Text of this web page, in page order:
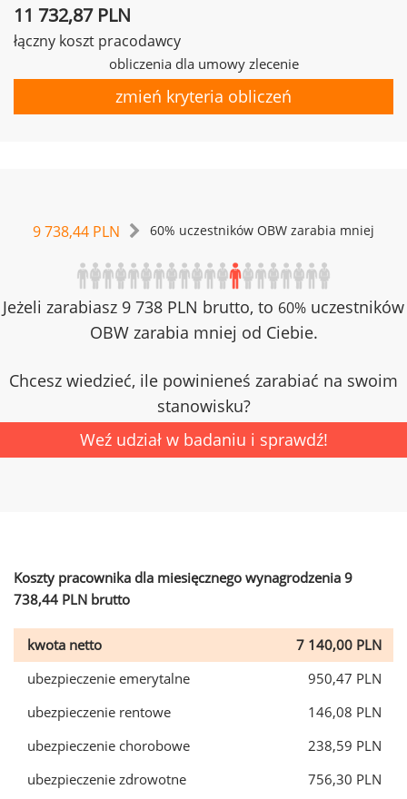
11 732,87 PLN
łączny koszt pracodawcy
obliczenia dla umowy zlecenie
zmień kryteria obliczeń
9 738,44 PLN 60% uczestników OBW zarabia mniej
Jeżeli zarabiasz 9 738 PLN brutto, to 60% uczestników
OBW zarabia mniej od Ciebie.
Chcesz wiedzieć, ile powinieneś zarabiać na swoim
stanowisku?
Weź udział w badaniu i sprawdź!
Koszty pracownika dla miesięcznego wynagrodzenia 9
738,44 PLN brutto
kwota netto
7 140,00 PLN
ubezpieczenie emerytalne
950,47 PLN
ubezpieczenie rentowe
146,08 PLN
ubezpieczenie chorobowe
238,59 PLN
ubezpieczenie zdrowotne
756,30 PLN